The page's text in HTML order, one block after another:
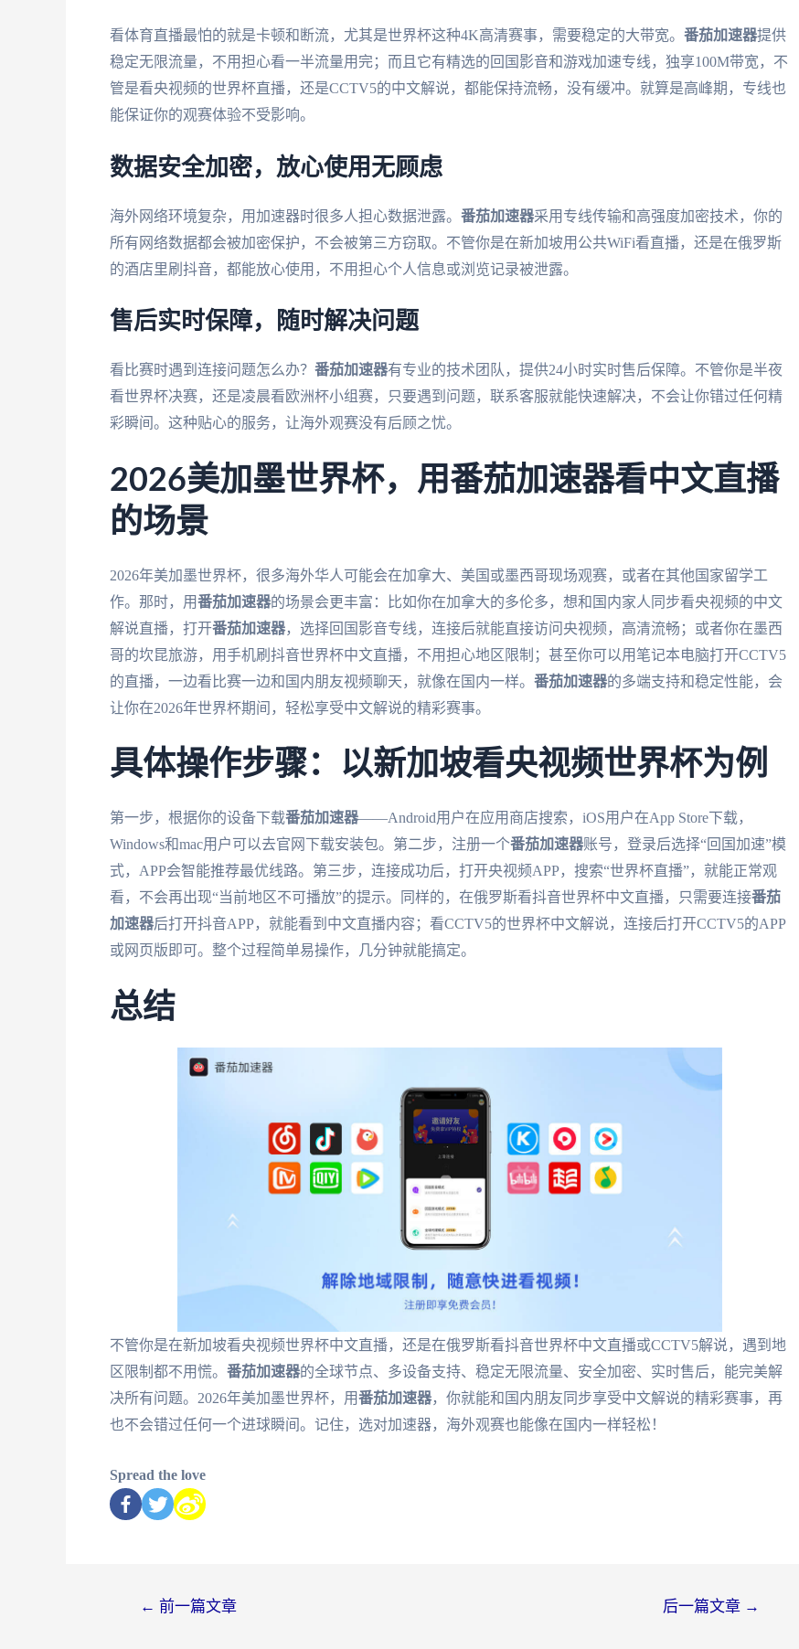
看体育直播最怕的就是卡顿和断流，尤其是世界杯这种4K高清赛事，需要稳定的大带宽。 番茄加速器提供
稳定无限流量，不用担心看一半流量用完；而且它有精选的回国影音和游戏加速专线，独享100M带宽，不
管是看央视频的世界杯直播，还是CCTV5的中文解说，都能保持流畅，没有缓冲。就算是高峰期，专线也
能保证你的观赛体验不受影响。
数据安全加密，放心使用无顾虑
海外网络环境复杂，用加速器时很多人担心数据泄露。 番茄加速器采用专线传输和高强度加密技术，你的
所有网络数据都会被加密保护，不会被第三方窃取。不管你是在新加坡用公共WiFi看直播，还是在俄罗斯
的酒店里刷抖音，都能放心使用，不用担心个人信息或浏览记录被泄露。
售后实时保障，随时解决问题
看比赛时遇到连接问题怎么办？ 番茄加速器有专业的技术团队，提供24小时实时售后保障。不管你是半夜
看世界杯决赛，还是凌晨看欧洲杯小组赛，只要遇到问题，联系客服就能快速解决，不会让你错过任何精
彩瞬间。这种贴心的服务，让海外观赛没有后顾之忧。
2026美加墨世界杯，用番茄加速器看中文直播
的场景
2026年美加墨世界杯，很多海外华人可能会在加拿大、美国或墨西哥现场观赛，或者在其他国家留学工
作。那时，用番茄加速器的场景会更丰富：比如你在加拿大的多伦多，想和国内家人同步看央视频的中文
解说直播，打开番茄加速器，选择回国影音专线，连接后就能直接访问央视频，高清流畅；或者你在墨西
哥的坎昆旅游，用手机刷抖音世界杯中文直播，不用担心地区限制；甚至你可以用笔记本电脑打开CCTV5
的直播，一边看比赛一边和国内朋友视频聊天，就像在国内一样。 番茄加速器的多端支持和稳定性能，会
让你在2026年世界杯期间，轻松享受中文解说的精彩赛事。
具体操作步骤：以新加坡看央视频世界杯为例
第一步，根据你的设备下载番茄加速器——Android用户在应用商店搜索，iOS用户在App Store下载，
Windows和mac用户可以去官网下载安装包。第二步，注册一个番茄加速器账号，登录后选择“回国加速”模
式，APP会智能推荐最优线路。第三步，连接成功后，打开央视频APP，搜索“世界杯直播”，就能正常观
看，不会再出现“当前地区不可播放”的提示。同样的，在俄罗斯看抖音世界杯中文直播，只需要连接番茄
加速器后打开抖音APP，就能看到中文直播内容；看CCTV5的世界杯中文解说，连接后打开CCTV5的APP
或网页版即可。整个过程简单易操作，几分钟就能搞定。
总结
不管你是在新加坡看央视频世界杯中文直播，还是在俄罗斯看抖音世界杯中文直播或CCTV5解说，遇到地
区限制都不用慌。 番茄加速器的全球节点、多设备支持、稳定无限流量、安全加密、实时售后，能完美解
决所有问题。2026年美加墨世界杯，用番茄加速器，你就能和国内朋友同步享受中文解说的精彩赛事，再
也不会错过任何一个进球瞬间。记住，选对加速器，海外观赛也能像在国内一样轻松！
Spread the love
← 前一篇文章 后一篇文章 →